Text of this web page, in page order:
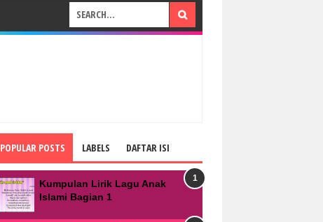
POPULAR POSTS LABELS DAFTAR ISI
Kumpulan Lirik Lagu Anak
Islami Bagian 1